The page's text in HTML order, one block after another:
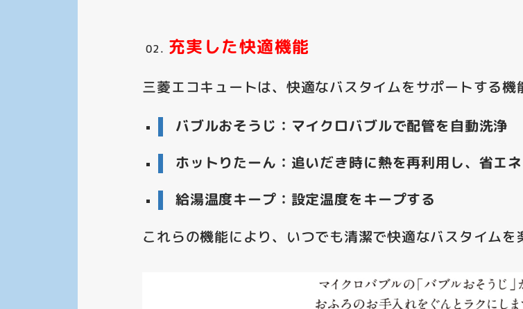
充実した快適機能
三菱エコキュートは、快適なバスタイムをサポートする機
バブルおそうじ：マイクロバブルで配管を自動洗浄
ホットりたーん：追いだき時に熱を再利用し、省エネ
給湯温度キープ：設定温度をキープする
これらの機能により、いつでも清潔で快適なバスタイム